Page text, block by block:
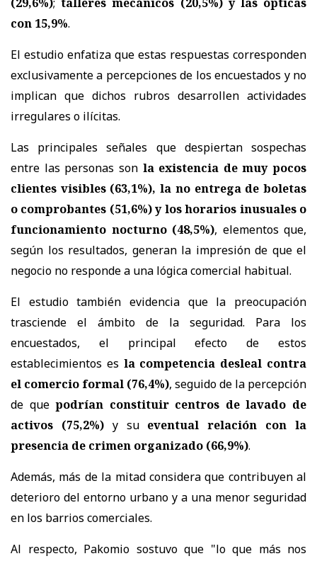
con 15,9%.
El estudio enfatiza que estas respuestas corresponden
exclusivamente a percepciones de los encuestados y no
implican que dichos rubros desarrollen actividades
irregulares o ilícitas.
Las principales señales que despiertan sospechas
entre las personas son la existencia de muy pocos
clientes visibles (63,1%), la no entrega de boletas
o comprobantes (51,6%) y los horarios inusuales o
funcionamiento nocturno (48,5%), elementos que,
según los resultados, generan la impresión de que el
negocio no responde a una lógica comercial habitual.
El estudio también evidencia que la preocupación
trasciende el ámbito de la seguridad. Para los
encuestados, el principal efecto de estos
establecimientos es la competencia desleal contra
el comercio formal (76,4%), seguido de la percepción
de quepodrían constituir centros de lavado de
activos (75,2%)y su eventual relación con la
presencia de crimen organizado (66,9%).
Además, más de la mitad considera que contribuyen al
deterioro del entorno urbano y a una menor seguridad
en los barrios comerciales.
Al respecto, Pakomio sostuvo que "lo que más nos